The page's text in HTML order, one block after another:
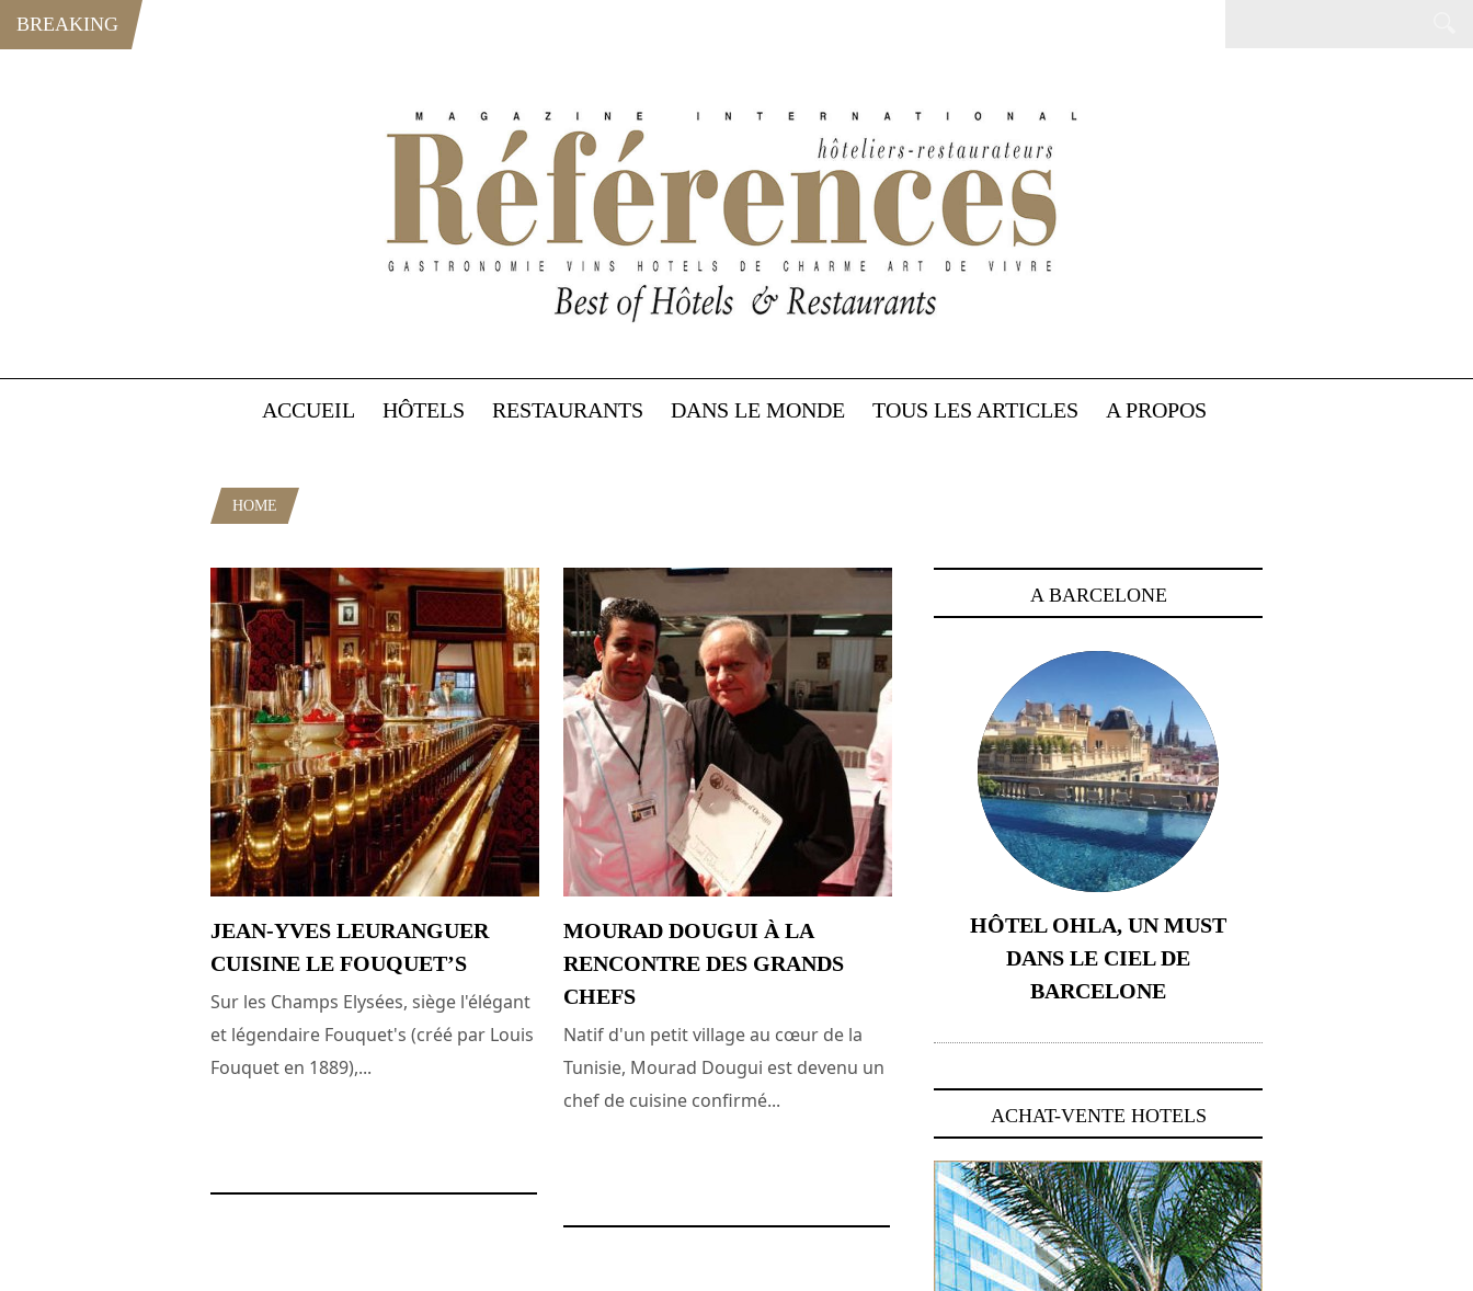
BREAKING
ACCUEIL HÔTELS RESTAURANTS DANS LE MONDE TOUS LES ARTICLES A PROPOS
HOME
JEAN-YVES LEURANGUER
CUISINE LE FOUQUET’S
Sur les Champs Elysées, siège l'élégant
et légendaire Fouquet's (créé par Louis
Fouquet en 1889),...
MOURAD DOUGUI À LA
RENCONTRE DES GRANDS
CHEFS
Natif d'un petit village au cœur de la
Tunisie, Mourad Dougui est devenu un
chef de cuisine confirmé...
A BARCELONE
HÔTEL OHLA, UN MUST
DANS LE CIEL DE
BARCELONE
ACHAT-VENTE HOTELS